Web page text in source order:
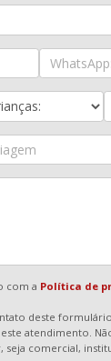
com a Política de
deste
atendimento.
comercial,